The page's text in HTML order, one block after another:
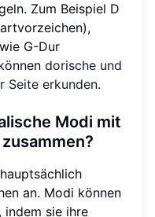
Zum Beispiel D
G-Dur
dorische und
Seite erkunden.
Modi mit
an. Modi können
indem sie ihre